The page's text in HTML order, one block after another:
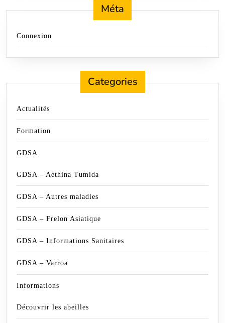
Méta
Connexion
Categories
Actualités
Formation
GDSA
GDSA – Aethina Tumida
GDSA – Autres maladies
GDSA – Frelon Asiatique
GDSA – Informations Sanitaires
GDSA – Varroa
Informations
Découvrir les abeilles